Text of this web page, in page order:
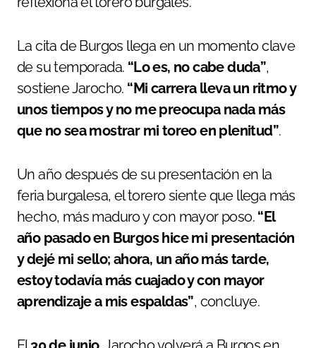
La cita de Burgos llega en un momento clave
de su temporada. “Lo es, no cabe duda”,
sostiene Jarocho. “Mi carrera lleva un ritmo y
unos tiempos y no me preocupa nada más
que no sea mostrar mi toreo en plenitud”.
Un año después de su presentación en la
feria burgalesa, el torero siente que llega más
hecho, más maduro y con mayor poso. “El
año pasado en Burgos hice mi presentación
y dejé mi sello; ahora, un año más tarde,
estoy todavía más cuajado y con mayor
aprendizaje a mis espaldas”, concluye.